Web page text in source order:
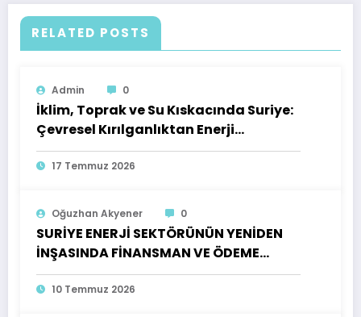
RELATED POSTS
Admin 0
İklim, Toprak ve Su Kıskacında Suriye:
Çevresel Kırılganlıktan Enerji
Güvenliğine Bütüncül Bir Risk
Değerlendirmesi
17 Temmuz 2026
Oğuzhan Akyener 0
SURİYE ENERJİ SEKTÖRÜNÜN YENİDEN
İNŞASINDA FİNANSMAN VE ÖDEME
MİMARİSİ: ULUSLARARASI
KARŞILAŞTIRMALI DENEYİMLER IŞIĞINDA
10 Temmuz 2026